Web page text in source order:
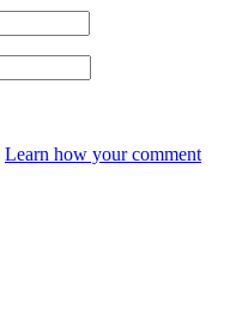
Learn how your comment